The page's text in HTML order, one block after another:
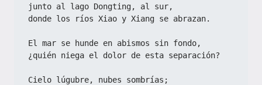
junto al lago Dongting, al sur,
donde los ríos Xiao y Xiang se abrazan.
El mar se hunde en abismos sin fondo,
¿quién niega el dolor de esta separación?
Cielo lúgubre, nubes sombrías;